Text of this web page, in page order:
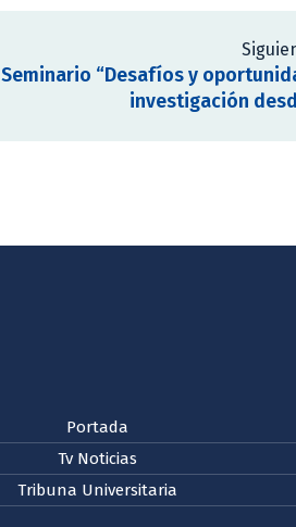
Seminario “Desafíos y
investigación
Portada
Tv Noticias
Tribuna Universitaria